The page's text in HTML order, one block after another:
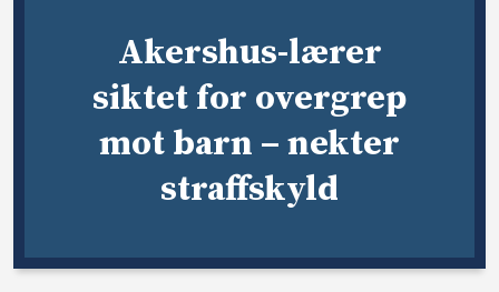
Akershus-lærer
siktet for overgrep
mot barn – nekter
straffskyld